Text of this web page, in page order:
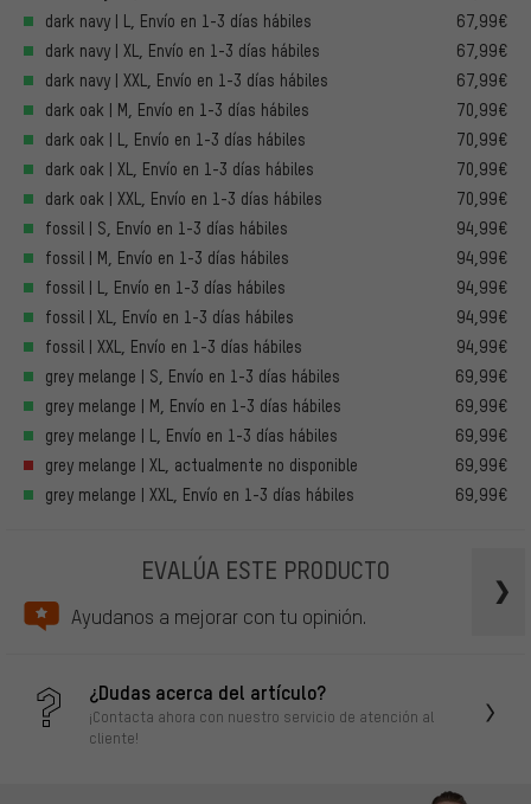
dark navy | L, Envío en 1-3 días hábiles
67,99€
dark navy | XL, Envío en 1-3 días hábiles
67,99€
dark navy | XXL, Envío en 1-3 días hábiles
67,99€
dark oak | M, Envío en 1-3 días hábiles
70,99€
dark oak | L, Envío en 1-3 días hábiles
70,99€
dark oak | XL, Envío en 1-3 días hábiles
70,99€
dark oak | XXL, Envío en 1-3 días hábiles
70,99€
fossil | S, Envío en 1-3 días hábiles
94,99€
fossil | M, Envío en 1-3 días hábiles
94,99€
fossil | L, Envío en 1-3 días hábiles
94,99€
fossil | XL, Envío en 1-3 días hábiles
94,99€
fossil | XXL, Envío en 1-3 días hábiles
94,99€
grey melange | S, Envío en 1-3 días hábiles
69,99€
grey melange | M, Envío en 1-3 días hábiles
69,99€
grey melange | L, Envío en 1-3 días hábiles
69,99€
grey melange | XL, actualmente no disponible
69,99€
grey melange | XXL, Envío en 1-3 días hábiles
69,99€
EVALÚA ESTE PRODUCTO
Ayudanos a mejorar con tu opinión.
¿Dudas acerca del artículo?
¡Contacta ahora con nuestro servicio de atención al
cliente!